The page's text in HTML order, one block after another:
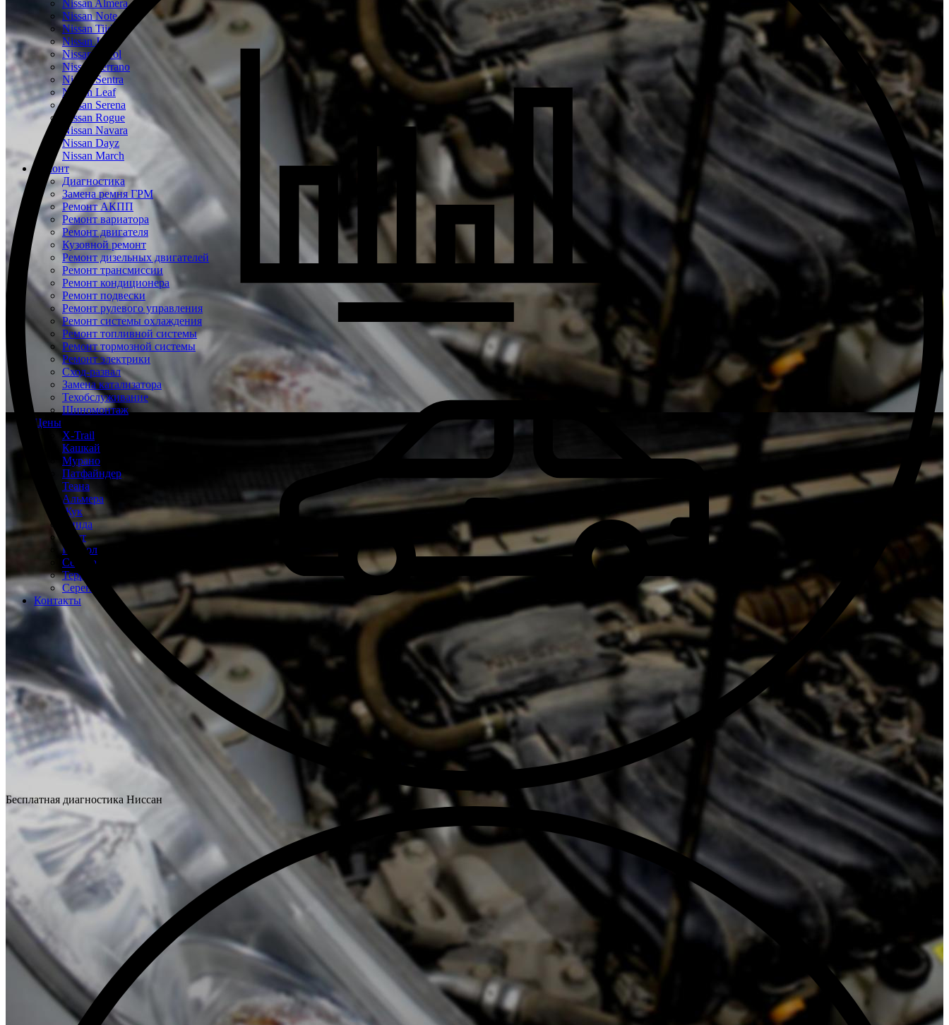
Nissan Almera
Nissan Note
Nissan Tiida
Nissan Juke
Nissan Patrol
Nissan Terrano
Nissan Sentra
Nissan Leaf
Nissan Serena
Nissan Rogue
Nissan Navara
Nissan Dayz
Nissan March
Ремонт
Диагностика
Замена ремня ГРМ
Ремонт АКПП
Ремонт вариатора
Ремонт двигателя
Кузовной ремонт
Ремонт дизельных двигателей
Ремонт трансмиссии
Ремонт кондиционера
Ремонт подвески
Ремонт рулевого управления
Ремонт системы охлаждения
Ремонт топливной системы
Ремонт тормозной системы
Ремонт электрики
Сход-развал
Замена катализатора
Техобслуживание
Шиномонтаж
Цены
X-Trail
Кашкай
Мурано
Патфайндер
Теана
Альмера
Жук
Тиида
Ноут
Патрол
Сентра
Террано
Серена
Контакты
Бесплатная диагностика Ниссан